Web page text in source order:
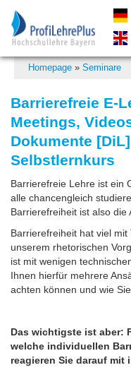
Homepage » Seminare
Barrierefreie E-
Meetings,
Dokumente
Selbstlernkurs
Barrierefreie Lehre ist ein
alle chancengleich
Barrierefreiheit ist also
Barrierefreiheit hat viel
unserem rhetorischen
ist mit wenigen
Ihnen hierfür mehrere
achten können und wie
Das wichtigste ist aber:
welche individuellen
reagieren Sie darauf